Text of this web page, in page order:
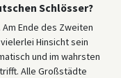
Schlösser?
Ende des Zweiten
Hinsicht sein
und im wahrsten
Alle Großstädte